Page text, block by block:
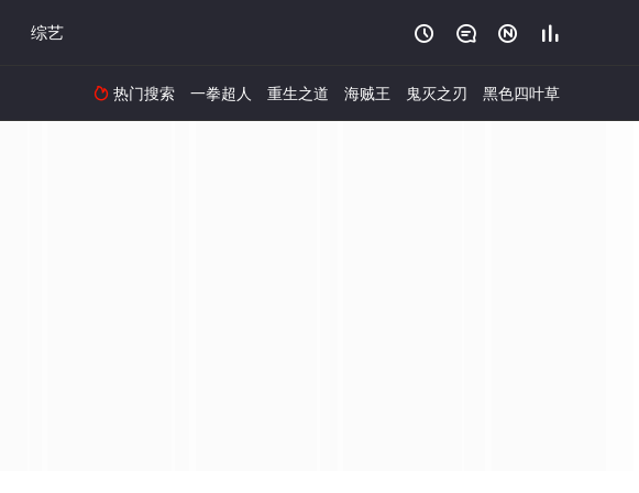
综艺    
 热门搜索 一拳超人 重生之道 海贼王 鬼灭之刃 黑色四叶草